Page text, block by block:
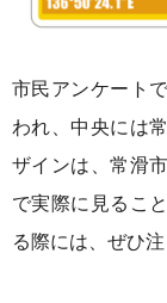
市民アンケート
われ、中央には
ザインは、常滑
で実際に見るこ
る際には、ぜひ